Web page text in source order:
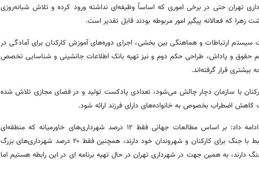
تهران حتی در برخی اموری که اساساً وظیفه‌ای نداشته ورود کرده و تلاش شبانه‌روزی
که فعالانه پیگیر امور مربوطه بودند قابل تقدیر است.
ارتباطات و هماهنگی بین بخشی، اجرای دوره‌های آموزش کارکنان برای آمادگی در
حقوق و پاداش، طراحی حکم دوم و نیز تهیه بانک اطلاعات جانشینی و شناسایی تخصص
قرار گرفته‌اند.
با سازمان دچار چالش می‌شود، تعدادی پادکست‌ تولید و در فضای مجازی تلاش شده
اضطراب بخصوص به خانواده‌های دارای فرزند ارائه شود.
سرپرست مرکز نوسازی و تحول اداری شهرداری تهران ادامه داد: بر اساس مطالعات جهانی فقط ۱۲ درصد شهرداری‌های خاورمیانه که منطقه‌ای
پرچالش است برنامه‌های آموزشی در حوزه موضوعات مرتبط با جنگ برای کارکنان و شهروندان خود دارند، همچنین فقط ۲۰ درصد شهرداری‌های بزرگ
دارند، به همین جهت در شهرداری تهران در حال تهیه برنامه ای در این رابطه هستیم اما